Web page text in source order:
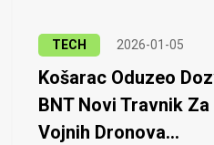
TECH 2026-01-05
Košarac Oduzeo
BNT Novi Travnik
Vojnih Dronova...